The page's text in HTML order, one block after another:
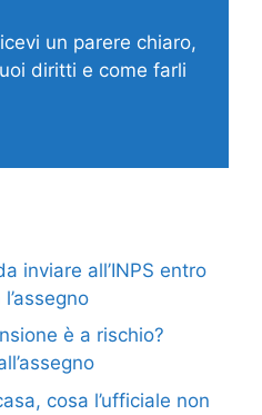
un parere chiaro,
diritti e come farli
inviare all’INPS entro
è a rischio?
cosa l’ufficiale non